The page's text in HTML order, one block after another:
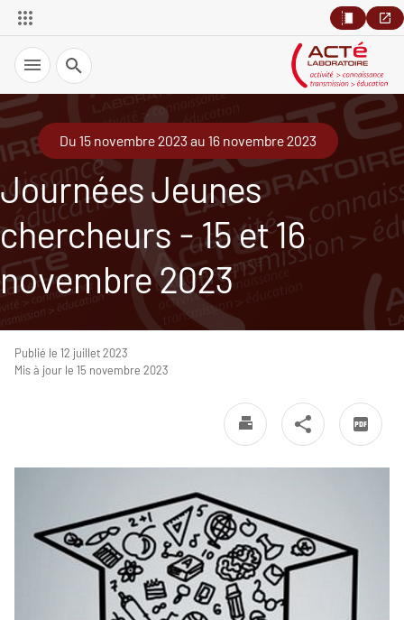
Recherche
Du 15 novembre 2023 au 16 novembre 2023
Journées Jeunes
chercheurs - 15 et 16
novembre 2023
Publié le 12 juillet 2023
Mis à jour le 15 novembre 2023